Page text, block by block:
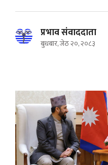
प्रभाव संवाददाता
बुधबार, जेठ २०, २०८३